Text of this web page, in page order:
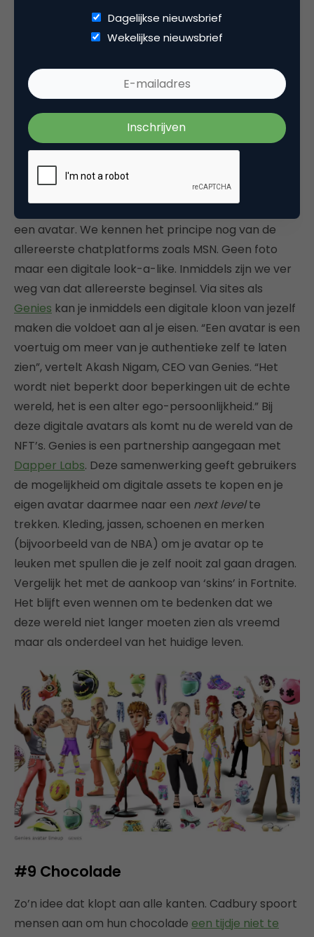
#8 Genies
Een digitale (optimale) versie van jezelf creëren als
een avatar. We kennen het principe nog van de
allereerste chatplatforms zoals MSN. Geen foto
maar een digitale look-a-like. Inmiddels zijn we ver
weg van dat allereerste beginsel. Via sites als
Genies kan je inmiddels een digitale kloon van jezelf
maken die voldoet aan al je eisen. “Een avatar is een
voertuig om meer van je authentieke zelf te laten
zien”, vertelt Akash Nigam, CEO van Genies. “Het
wordt niet beperkt door beperkingen uit de echte
wereld, het is een alter ego-persoonlijkheid.” Bij
deze digitale avatars als komt nu de wereld van de
NFT’s. Genies is een partnership aangegaan met
Dapper Labs. Deze samenwerking geeft gebruikers
de mogelijkheid om digitale assets te kopen en je
eigen avatar daarmee naar een next levelte
trekken. Kleding, jassen, schoenen en merken
(bijvoorbeeld van de NBA) om je avatar op te
leuken met spullen die je zelf nooit zal gaan dragen.
Vergelijk het met de aankoop van ‘skins’ in Fortnite.
Het blijft even wennen om te bedenken dat we
deze wereld niet langer moeten zien als vreemd
maar als onderdeel van het huidige leven.
#9 Chocolade
Zo’n idee dat klopt aan alle kanten. Cadbury spoort
mensen aan om hun chocolade een tijdje niet te
Dagelijkse nieuwsbrief
Wekelijkse nieuwsbrief